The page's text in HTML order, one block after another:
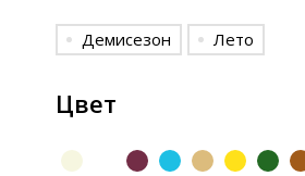
Демисезон Лето
Цвет